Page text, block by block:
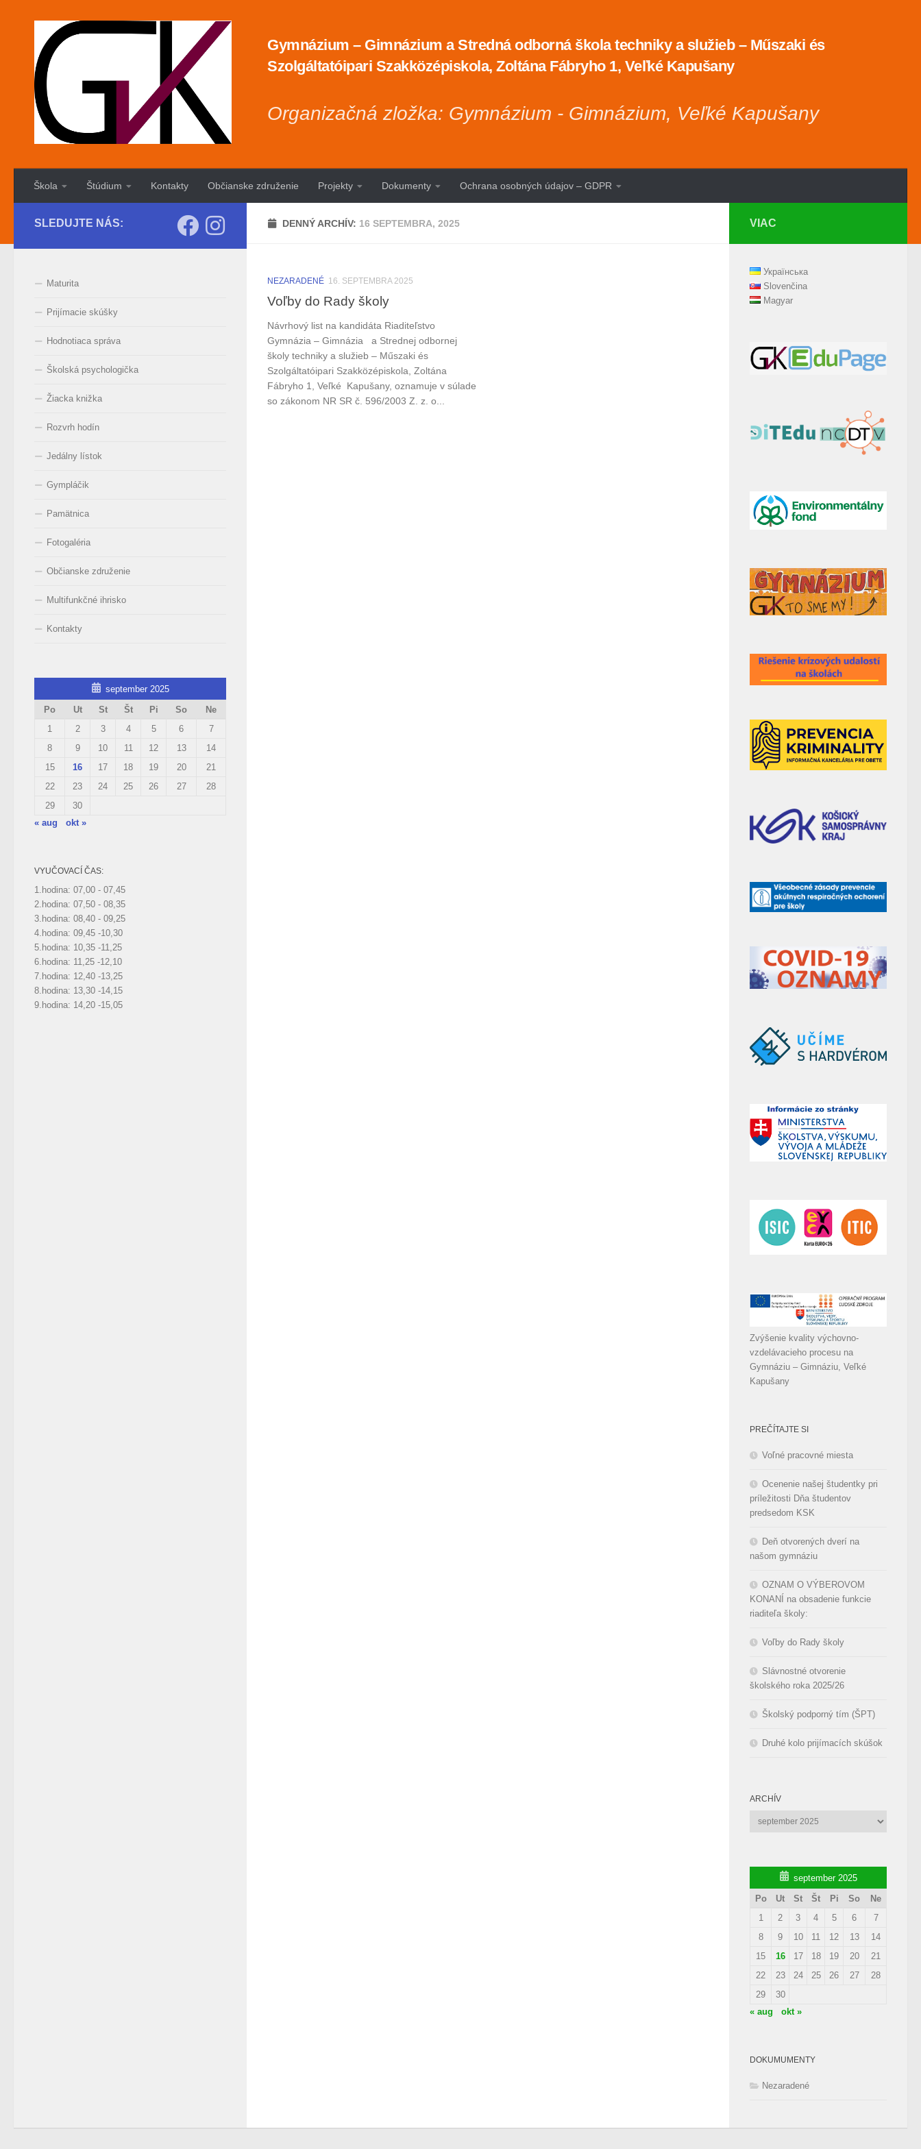
Preskočiť na obsah
Gymnázium – Gimnázium a Stredná odborná škola techniky a služieb – Műszaki és
Szolgáltatóipari Szakközépiskola, Zoltána Fábryho 1, Veľké Kapušany
Organizačná zložka: Gymnázium - Gimnázium, Veľké Kapušany
Škola Štúdium Kontakty Občianske združenie Projekty Dokumenty Ochrana osobných údajov – GDPR
DENNÝ ARCHÍV: 16 SEPTEMBRA, 2025
NEZARADENÉ 16. SEPTEMBRA 2025
Voľby do Rady školy
Návrhový list na kandidáta Riaditeľstvo
Gymnázia – Gimnázia a Strednej odbornej
školy techniky a služieb – Műszaki és
Szolgáltatóipari Szakközépiskola, Zoltána
Fábryho 1, Veľké Kapušany, oznamuje v súlade
so zákonom NR SR č. 596/2003 Z. z. o...
SLEDUJTE NÁS:
Maturita
Prijímacie skúšky
Hodnotiaca správa
Školská psychologička
Žiacka knižka
Rozvrh hodín
Jedálny lístok
Gympláčik
Pamätnica
Fotogaléria
Občianske združenie
Multifunkčné ihrisko
Kontakty
september 2025
Po
Ut St Št Pi So
Ne
1
2 3 4 5 6
7
8
9 10 11 12 13
14
15
16 17 18 19 20
21
22
23 24 25 26 27
28
29
30
« aug
okt »
VYUČOVACÍ ČAS:
1.hodina: 07,00 - 07,45
2.hodina: 07,50 - 08,35
3.hodina: 08,40 - 09,25
4.hodina: 09,45 -10,30
5.hodina: 10,35 -11,25
6.hodina: 11,25 -12,10
7.hodina: 12,40 -13,25
8.hodina: 13,30 -14,15
9.hodina: 14,20 -15,05
VIAC
Українська
Slovenčina
Magyar
Zvýšenie kvality výchovno-
vzdelávacieho procesu na
Gymnáziu – Gimnáziu, Veľké
Kapušany
PREČÍTAJTE SI
Voľné pracovné miesta
Ocenenie našej študentky pri
príležitosti Dňa študentov
predsedom KSK
Deň otvorených dverí na
našom gymnáziu
OZNAM O VÝBEROVOM
KONANÍ na obsadenie funkcie
riaditeľa školy:
Voľby do Rady školy
Slávnostné otvorenie
školského roka 2025/26
Školský podporný tím (ŠPT)
Druhé kolo prijímacích skúšok
ARCHÍV
Archív
september 2025
Po
Ut St Št Pi So
Ne
1
2 3 4 5 6
7
8
9 10 11 12 13
14
15
16 17 18 19 20
21
22
23 24 25 26 27
28
29
30
« aug
okt »
DOKUMUMENTY
Nezaradené